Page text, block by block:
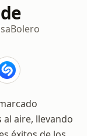
Bolero
aire, llevando